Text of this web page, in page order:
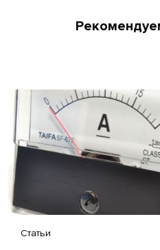
Статьи